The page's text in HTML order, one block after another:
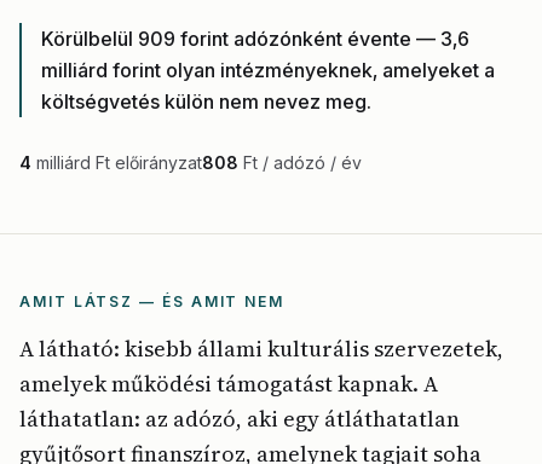
Körülbelül 909 forint adózónként évente — 3,6
milliárd forint olyan intézményeknek, amelyeket a
költségvetés külön nem nevez meg.
4 milliárd Ft előirányzat808 Ft / adózó / év
AMIT LÁTSZ — ÉS AMIT NEM
A látható: kisebb állami kulturális szervezetek,
amelyek működési támogatást kapnak. A
láthatatlan: az adózó, aki egy átláthatatlan
gyűjtősort finanszíroz, amelynek tagjait soha